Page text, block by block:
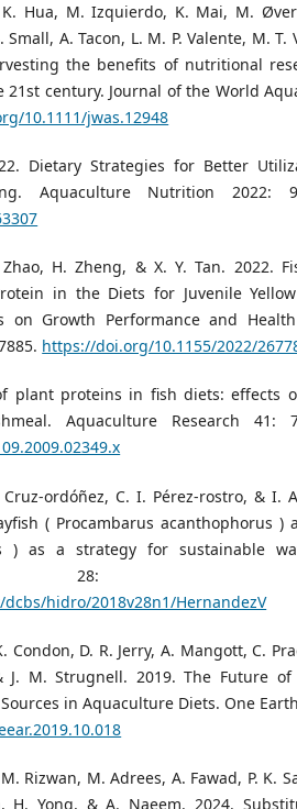
K. Hua, M. Izquierdo, K. Mai, M.
A. Tacon, L. M. P. Valente, M. T.
the benefits of nutritional
century. Journal of the World
10.1111/jwas.12948
Dietary Strategies for Better
Aquaculture Nutrition 2022:
H. Zheng, & X. Y. Tan. 2022.
in the Diets for Juvenile
on Growth Performance and
https://doi.org/10.1155/2022/
plant proteins in fish diets: effects
Aquaculture Research 41:
ordóñez, C. I. Pérez-rostro, & I.
( Procambarus acanthophorus )
) as a strategy for sustainable
28:
hidro/2018v28n1/HernandezV
Condon, D. R. Jerry, A. Mangott, C.
J. M. Strugnell. 2019. The Future of
in Aquaculture Diets. One
Rizwan, M. Adrees, A. Fawad, P. K.
H. Yong, & A. Naeem. 2024.